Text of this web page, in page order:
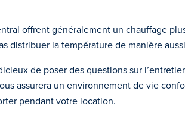
offrent généralement un chauffage
distribuer la température de manière
de poser des questions sur
assurera un environnement de vie
pendant votre location.